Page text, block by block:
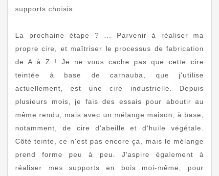
supports choisis.
La prochaine étape ? ... Parvenir à réaliser ma
propre cire, et maîtriser le processus de fabrication
de A à Z ! Je ne vous cache pas que cette cire
teintée à base de carnauba, que j'utilise
actuellement, est une cire industrielle. Depuis
plusieurs mois, je fais des essais pour aboutir au
même rendu, mais avec un mélange maison, à base,
notamment, de cire d'abeille et d'huile végétale.
Côté teinte, ce n'est pas encore ça, mais le mélange
prend forme peu à peu. J'aspire également à
réaliser mes supports en bois moi-même, pour